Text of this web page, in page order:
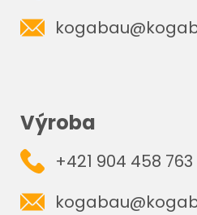
Výroba
+421 904 458 763